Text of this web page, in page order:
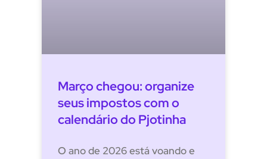
Março chegou: organize
seus impostos com o
calendário do Pjotinha
O ano de 2026 está voando e